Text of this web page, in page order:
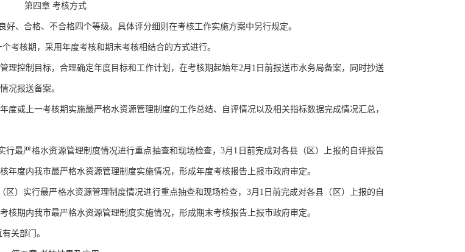
第四章 考核方式
好、合格、不合格四个等级。具体评分细则在考核工作实施方案中另行规定。
考核期，采用年度考核和期末考核相结合的方式进行。
控制目标，合理确定年度目标和工作计划，在考核期起始年2月1日前报送市水务局备案，同时抄送
况报送备案。
度或上一考核期实施最严格水资源管理制度的工作总结、自评情况以及相关指标数据完成情况汇总，
行最严格水资源管理制度情况进行重点抽查和现场检查，3月1日前完成对各县（区）上报的自评报告
度内我市最严格水资源管理制度实施情况，形成年度考核报告上报市政府审定。
区）实行最严格水资源管理制度情况进行重点抽查和现场检查，3月1日前完成对各县（区）上报的自
期内我市最严格水资源管理制度实施情况，形成期末考核报告上报市政府审定。
关部门。